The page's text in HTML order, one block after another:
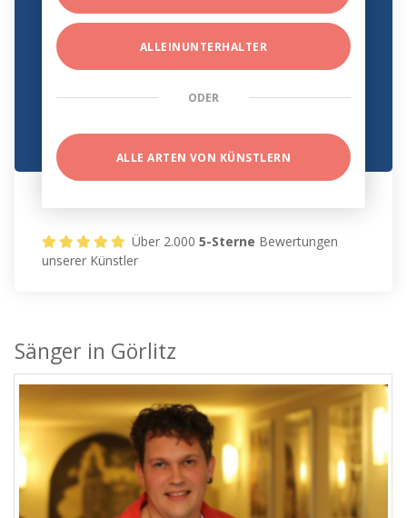
ALLEINUNTERHALTER
ODER
ALLE ARTEN VON KÜNSTLERN
Über 2.0005-Sterne Bewertungen
unserer Künstler
Sänger in Görlitz